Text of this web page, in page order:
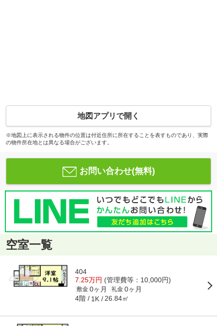
地図アプリで開く
※地図上に表示される物件の位置は付近住所に所在することを表すものであり、実際
の物件所在地とは異なる場合がございます。
お問い合わせ(無料)
空室一覧
404
7.25万円 (管理費等：10,000円)
敷金 0ヶ月 礼金 0ヶ月
4階 1K 26.84㎡